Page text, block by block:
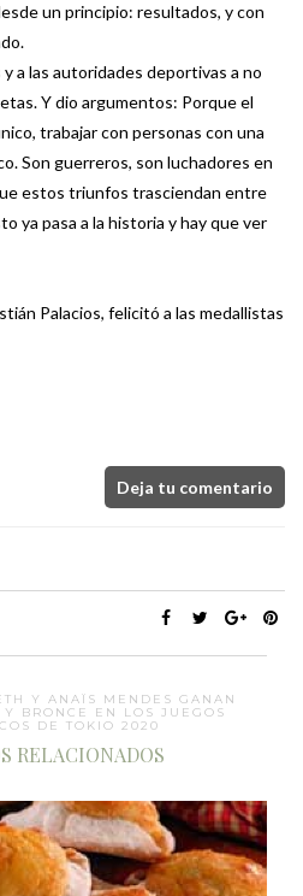
un principio: resultados, y con
a las autoridades deportivas a no
Y dio argumentos: Porque el
trabajar con personas con una
Son guerreros, son luchadores en
estos triunfos trasciendan entre
ya pasa a la historia y hay que ver
Palacios, felicitó a las medallistas
Deja tu comentario
Y ANAÏS MENDES GANAN
BRONCE EN LOS JUEGOS
DE TOKIO 2020
RELACIONADOS